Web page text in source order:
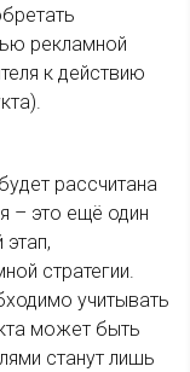
рекламной
к действию
рассчитана
– это ещё один
стратегии.
учитывать
может быть
станут лишь